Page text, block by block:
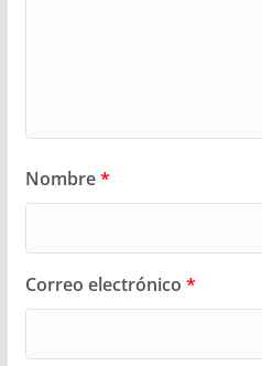
Nombre*
Correo electrónico *